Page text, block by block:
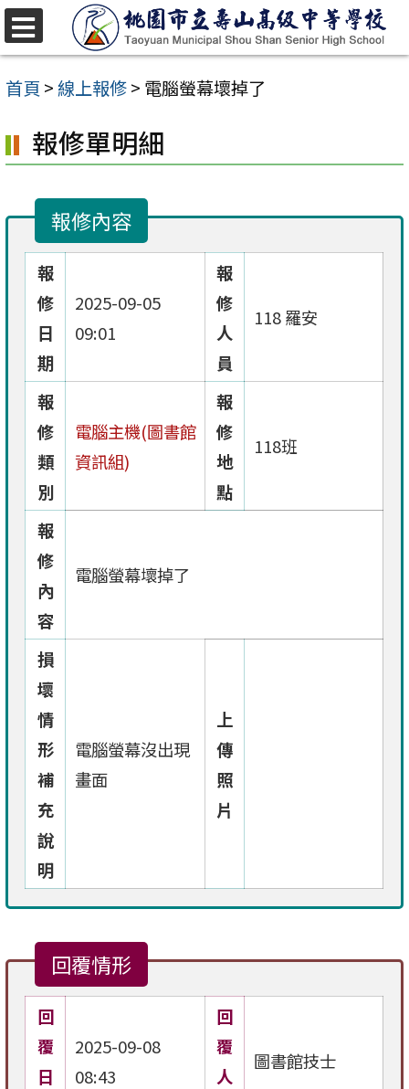
跳
至
主
內
容
首頁 >線上報修> 電腦螢幕壞掉了
報修單明細
報修內容
報
修
日
期
2025-09-05
09:01
報
修
人
員
118 羅安
報
修
類
別
電腦主機(圖書館
資訊組)
報
修
地
點
118班
報
修
內
容
電腦螢幕壞掉了
損
壞
情
形
補
充
說
明
電腦螢幕沒出現
畫面
上
傳
照
片
回覆情形
回
覆
日
2025-09-08
08:43
回
覆
人
圖書館技士
選
單